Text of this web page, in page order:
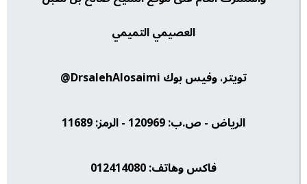
العصيمي التميمي
تويتر، وفيس بوك DrsalehAlosaimi@
الرياض - ص.ب: 120969 - الرمز: 11689
فاكس وهاتف: 012414080